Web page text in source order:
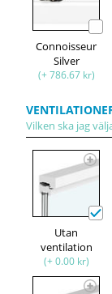
Connoisseur
Silver
(+ 786.67 kr)
Vilken ska jag
Utan
ventilation
(+ 0.00 kr)